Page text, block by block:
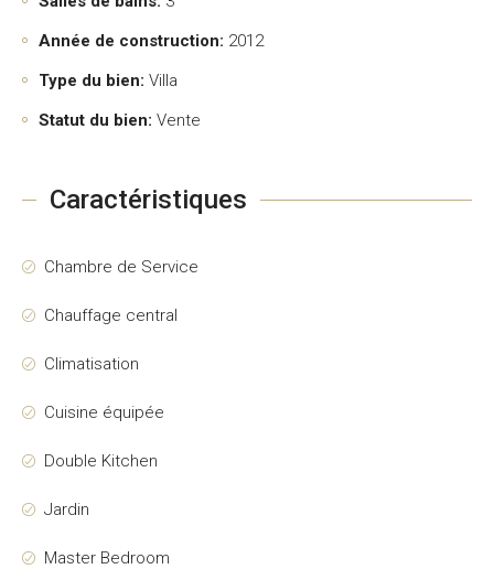
Année de construction: 2012
Type du bien: Villa
Statut du bien: Vente
Caractéristiques
Chambre de Service
Chauffage central
Climatisation
Cuisine équipée
Double Kitchen
Jardin
Master Bedroom